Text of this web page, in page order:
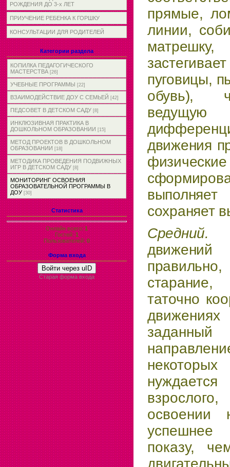
РОЖДЕНИЯ ДО 3-х ЛЕТ
ПРИУЧЕНИЕ РЕБЕНКА К ГОРШКУ
КОНСУЛЬТАЦИИ ДЛЯ РОДИТЕЛЕЙ
Категории раздела
КОПИЛКА ПЕДАГОГИЧЕСКОГО
МАСТЕРСТВА [26]
УЧЕБНЫЕ ПРОГРАММЫ [22]
ВЗАИМОДЕЙСТВИЕ ДОУ С СЕМЬЕЙ [42]
ПЕДСОВЕТ В ДЕТСКОМ САДУ [8]
ИНКЛЮЗИВНАЯ ПРАКТИКА В
ДОШКОЛЬНОМ ОБРАЗОВАНИИ [15]
МЕТОД ПРОЕКТОВ В ДОШКОЛЬНОМ
ОБРАЗОВАНИИ [18]
МЕТОДИКА ПРОВЕДЕНИЯ ПОДВИЖНЫХ
ИГР В ДЕТСКОМ САДУ [8]
МОНИТОРИНГ ОСВОЕНИЯ
ОБРАЗОВАТЕЛЬНОЙ ПРОГРАММЫ В
ДОУ [30]
Статистика
Онлайн всего:1
Гостей:1
Пользователей:0
Форма входа
Войти через uID
Старая форма входа
прямые,
линии,
мат­
пуговицы,
обувь),
движения
сохраняет
таточно
освоении
показу,